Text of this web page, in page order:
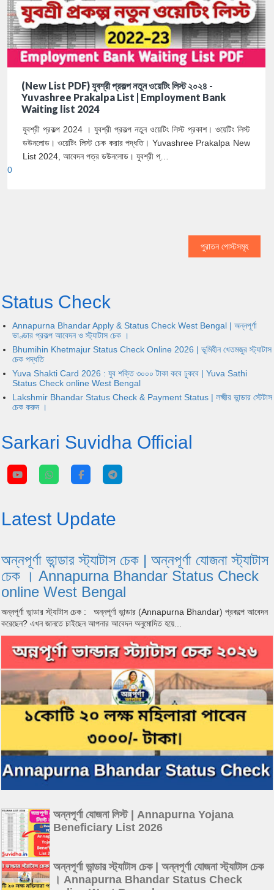
(New List PDF) যুবশ্রী প্রকল্প নতুন ওয়েটিং লিস্ট ২০২৪ -
Yuvashree Prakalpa List | Employment Bank
Waiting list 2024
যুবশ্রী প্রকল্প 2024 । যুবশ্রী প্রকল্প নতুন ওয়েটিং লিস্ট প্রকাশ। ওয়েটিং লিস্ট
ডউনলোড। ওয়েটিং লিস্ট চেক করার পদ্ধতি। Yuvashree Prakalpa New
List 2024, আবেদন পত্র ডউনলোড। যুবশ্রী প্…
0
পুরাতন পোস্টসমূহ
Status Check
Annapurna Bhandar Apply & Status Check West Bengal | অন্নপূর্ণা
ভাণ্ডার প্রকল্প আবেদন ও স্ট্যাটাস চেক ।
Bhumihin Khetmajur Status Check Online 2026 | ভূমিহীন খেতমজুর স্ট্যাটাস
চেক পদ্ধতি
Yuva Shakti Card 2026 : যুব শক্তি ৩০০০ টাকা কবে ঢুকবে | Yuva Sathi
Status Check online West Bengal
Lakshmir Bhandar Status Check & Payment Status | লক্ষ্মীর ভান্ডার স্টেটাস
চেক করুন ।
Sarkari Suvidha Official
Latest Update
অন্নপূর্ণা ভান্ডার স্ট্যাটাস চেক | অন্নপূর্ণা যোজনা স্ট্যাটাস
চেক । Annapurna Bhandar Status Check
online West Bengal
অন্নপূর্ণা ভান্ডার স্ট্যাটাস চেক : অন্নপূর্ণা ভান্ডার (Annapurna Bhandar) প্রকল্পে আবেদন
করেছেন? এখন জানতে চাইছেন আপনার আবেদন অনুমোদিত হয়ে...
অন্নপূর্ণা যোজনা লিস্ট | Annapurna Yojana
Beneficiary List 2026
অন্নপূর্ণা ভান্ডার স্ট্যাটাস চেক | অন্নপূর্ণা যোজনা স্ট্যাটাস চেক
। Annapurna Bhandar Status Check